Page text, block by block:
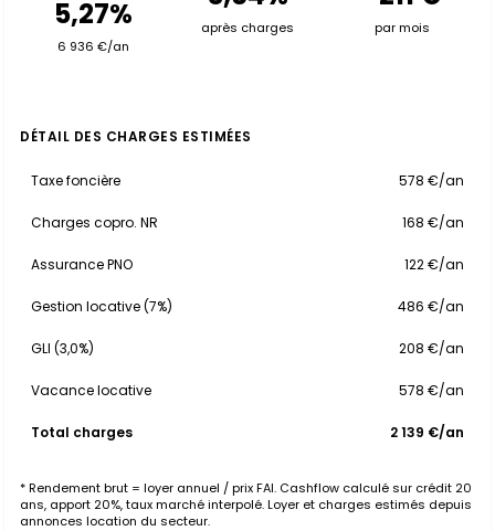
5,27%
6 936 €/an
après charges par mois
DÉTAIL DES CHARGES ESTIMÉES
Taxe foncière 578 €/an
Charges copro. NR 168 €/an
Assurance PNO 122 €/an
Gestion locative (7%) 486 €/an
GLI (3,0%) 208 €/an
Vacance locative 578 €/an
Total charges 2 139 €/an
* Rendement brut = loyer annuel / prix FAI. Cashflow calculé sur crédit 20
ans, apport 20%, taux marché interpolé. Loyer et charges estimés depuis
annonces location du secteur.